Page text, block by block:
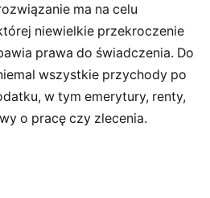
ma na celu
niewielkie przekroczenie
prawa do świadczenia. Do
wszystkie przychody po
w tym emerytury, renty,
o pracę czy zlecenia.